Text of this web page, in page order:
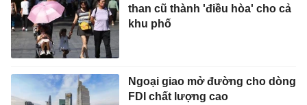
than cũ thành 'điều hòa' cho cả
khu phố
Ngoại giao mở đường cho dòng
FDI chất lượng cao